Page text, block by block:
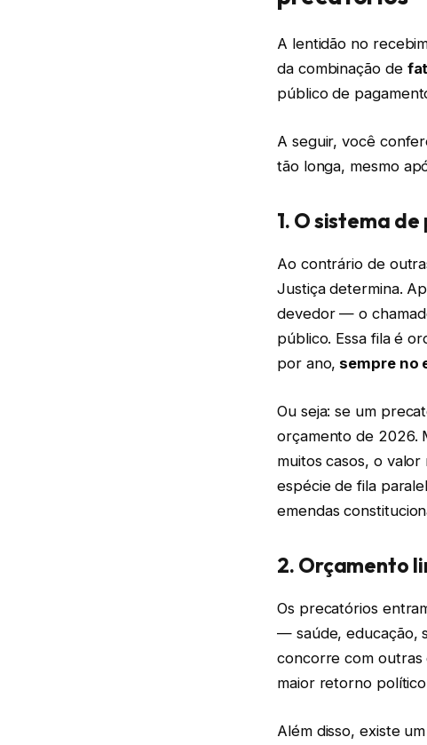
A lentidão no
da combinação de
público de
A seguir, você
tão longa, mesmo
1. O sistema
Ao contrário de
Justiça determina.
devedor — o
público. Essa fila é
por ano, sempre no
Ou seja: se um
orçamento de 2026.
muitos casos, o
espécie de fila
emendas
2. Orçamento
Os precatórios
— saúde, educação,
concorre com outras
maior retorno
Além disso, existe um